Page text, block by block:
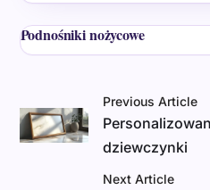
Podnośniki nożycowe
Previous Article
dziewczynki
Next Article